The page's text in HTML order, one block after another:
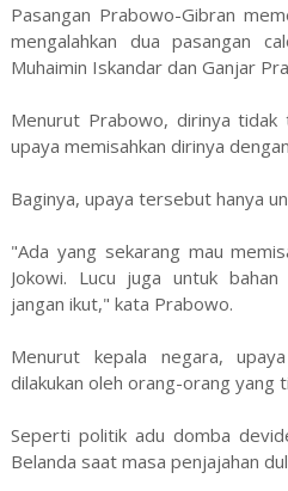
Pasangan Prabowo-Gibran
mengalahkan dua pasangan
Muhaimin Iskandar dan Ganjar
Menurut Prabowo, dirinya tidak
upaya memisahkan dirinya
Baginya, upaya tersebut hanya
"Ada yang sekarang mau
Jokowi. Lucu juga untuk
jangan ikut," kata Prabowo.
Menurut kepala negara,
dilakukan oleh orang-orang yang
Seperti politik adu domba
Belanda saat masa penjajahan